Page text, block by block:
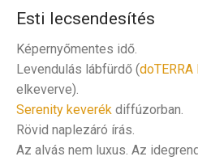
Esti lecsendesítés
Képernyőmentes idő.
Levendulás lábfürdő (
elkeverve).
Serenity keverék diffúzorban.
Rövid naplezáró írás.
Az alvás nem luxus. Az